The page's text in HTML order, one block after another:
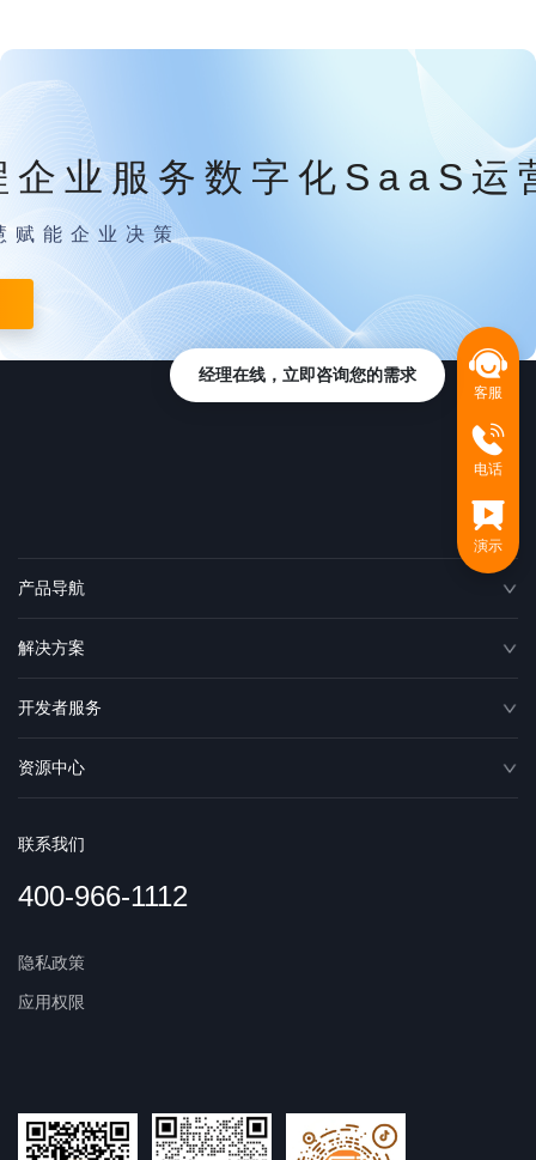
企业服务数字化SaaS运
赋能企业决策
产品导航
解决方案
开发者服务
资源中心
联系我们
400-966-1112
隐私政策
应用权限
客服
电话
演示
经理在线，立即咨询您的需求